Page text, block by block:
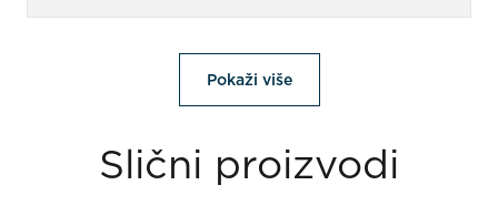
Pokaži više
Slični proizvodi